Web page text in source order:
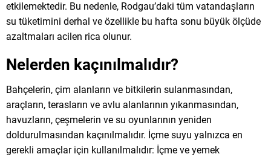
etkilemektedir. Bu nedenle, Rodgau’daki tüm vatandaşların
su tüketimini derhal ve özellikle bu hafta sonu büyük ölçüde
azaltmaları acilen rica olunur.
Nelerden kaçınılmalıdır?
Bahçelerin, çim alanların ve bitkilerin sulanmasından,
araçların, terasların ve avlu alanlarının yıkanmasından,
havuzların, çeşmelerin ve su oyunlarının yeniden
doldurulmasından kaçınılmalıdır. İçme suyu yalnızca en
gerekli amaçlar için kullanılmalıdır: İçme ve yemek